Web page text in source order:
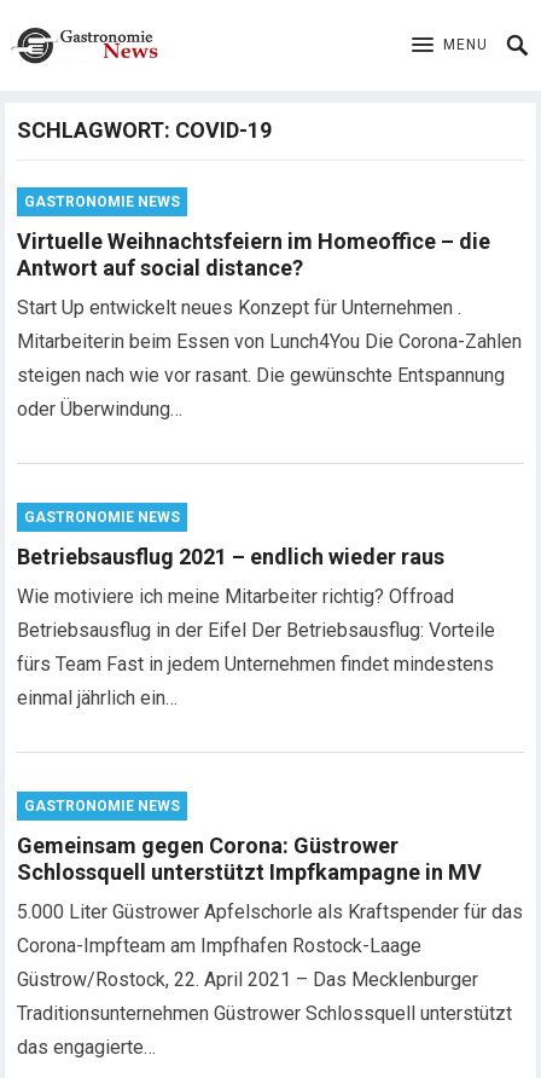
MENU
SCHLAGWORT: COVID-19
GASTRONOMIE NEWS
Virtuelle Weihnachtsfeiern im Homeoffice – die
Antwort auf social distance?
Start Up entwickelt neues Konzept für Unternehmen .
Mitarbeiterin beim Essen von Lunch4You Die Corona-Zahlen
steigen nach wie vor rasant. Die gewünschte Entspannung
oder Überwindung…
GASTRONOMIE NEWS
Betriebsausflug 2021 – endlich wieder raus
Wie motiviere ich meine Mitarbeiter richtig? Offroad
Betriebsausflug in der Eifel Der Betriebsausflug: Vorteile
fürs Team Fast in jedem Unternehmen findet mindestens
einmal jährlich ein…
GASTRONOMIE NEWS
Gemeinsam gegen Corona: Güstrower
Schlossquell unterstützt Impfkampagne in MV
5.000 Liter Güstrower Apfelschorle als Kraftspender für das
Corona-Impfteam am Impfhafen Rostock-Laage
Güstrow/Rostock, 22. April 2021 – Das Mecklenburger
Traditionsunternehmen Güstrower Schlossquell unterstützt
das engagierte…